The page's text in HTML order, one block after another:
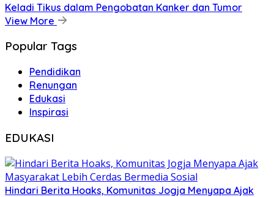
Keladi Tikus dalam Pengobatan Kanker dan Tumor
View More
Popular Tags
Pendidikan
Renungan
Edukasi
Inspirasi
EDUKASI
Hindari Berita Hoaks, Komunitas Jogja Menyapa Ajak